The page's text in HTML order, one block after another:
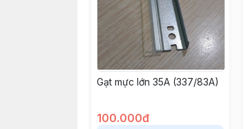
Gạt mực lớn 35A (337/83A)
100.000đ